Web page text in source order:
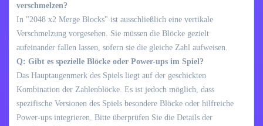
verschmelzen?
In "2048 x2 Merge Blocks" ist ausschließlich eine vertikale
Verschmelzung vorgesehen. Sie müssen die Blöcke gezielt
aufeinander fallen lassen, sofern sie die gleiche Zahl aufweisen.
Q: Gibt es spezielle Blöcke oder Power-ups im Spiel?
Das Hauptaugenmerk des Spiels liegt auf der geschickten
Kombination der Zahlenblöcke. Es ist jedoch möglich, dass
spezifische Versionen des Spiels besondere Blöcke oder hilfreiche
Power-ups integrieren. Bitte überprüfen Sie die Details der